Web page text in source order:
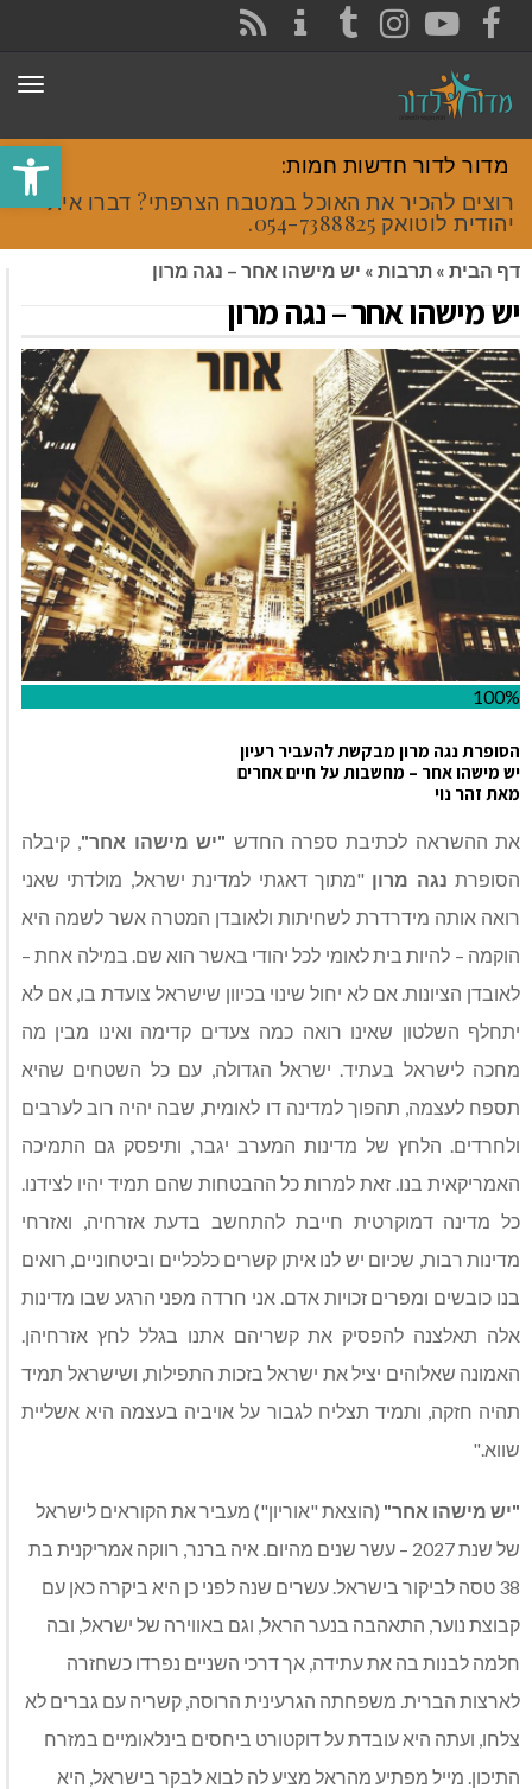
פתח
FACEBOOK
YOUTUBE
INSTAGRAM
TUMBLR
מדור לדור חדשות חמות:
רוצים להכיר את האוכל במטבח הצרפתי? דברו איתי
יהודית לוטואק 054-7388825.
דף הבית » תרבות » יש מישהו אחר – נגה מרון
יש מישהו אחר – נגה מרון
100%
הסופרת נגה מרון מבקשת להעביר רעיון
יש מישהו אחר – מחשבות על חיים אחרים
מאת זהר נוי
את ההשראה לכתיבת ספרה החדש "יש מישהו אחר", קיבלה
הסופרת נגה מרון "מתוך דאגתי למדינת ישראל, מולדתי שאני
רואה אותה מידרדרת לשחיתות ולאובדן המטרה אשר לשמה היא
הוקמה – להיות בית לאומי לכל יהודי באשר הוא שם. במילה אחת –
לאובדן הציונות. אם לא יחול שינוי בכיוון שישראל צועדת בו, אם לא
יתחלף השלטון שאינו רואה כמה צעדים קדימה ואינו מבין מה
מחכה לישראל בעתיד. ישראל הגדולה, עם כל השטחים שהיא
תספח לעצמה, תהפוך למדינה דו לאומית, שבה יהיה רוב לערבים
ולחרדים. הלחץ של מדינות המערב יגבר, ותיפסק גם התמיכה
האמריקאית בנו. זאת למרות כל ההבטחות שהם תמיד יהיו לצידנו.
כל מדינה דמוקרטית חייבת להתחשב בדעת אזרחיה, ואזרחי
מדינות רבות, שכיום יש לנו איתן קשרים כלכליים וביטחוניים, רואים
בנו כובשים ומפרים זכויות אדם. אני חרדה מפני הרגע שבו מדינות
אלה תאלצנה להפסיק את קשריהם אתנו בגלל לחץ אזרחיהן.
האמונה שאלוהים יציל את ישראל בזכות התפילות, ושישראל תמיד
תהיה חזקה, ותמיד תצליח לגבור על אויביה בעצמה היא אשליית
שווא."
"יש מישהו אחר" (הוצאת "אוריון") מעביר את הקוראים לישראל
של שנת 2027 – עשר שנים מהיום. איה ברנר, רווקה אמריקנית בת
38 טסה לביקור בישראל. עשרים שנה לפני כן היא ביקרה כאן עם
קבוצת נוער, התאהבה בנער הראל, וגם באווירה של ישראל, ובה
חלמה לבנות בה את עתידה, אך דרכי השניים נפרדו כשחזרה
לארצות הברית. משפחתה הגרעינית הרוסה, קשריה עם גברים לא
צלחו, ועתה היא עובדת על דוקטורט ביחסים בינלאומיים במזרח
התיכון. מייל מפתיע מהראל מציע לה לבוא לבקר בישראל, היא